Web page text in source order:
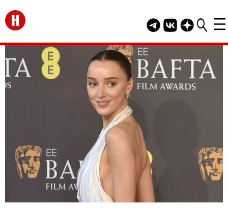
Перейти на главную
Telegram канал
Группа HELLO
Канал